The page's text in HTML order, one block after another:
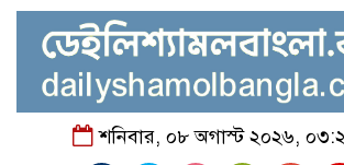
শনিবার, ০৮ অগাস্ট ২০২৬,